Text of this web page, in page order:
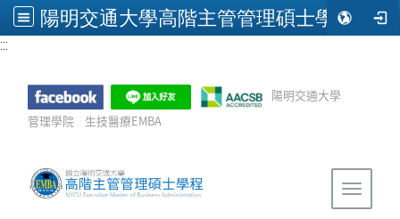
陽明交通大學高階主管管理碩士學程(EMBA)
:::
陽明交通大學
管理學院
生技醫療EMBA
Toggle